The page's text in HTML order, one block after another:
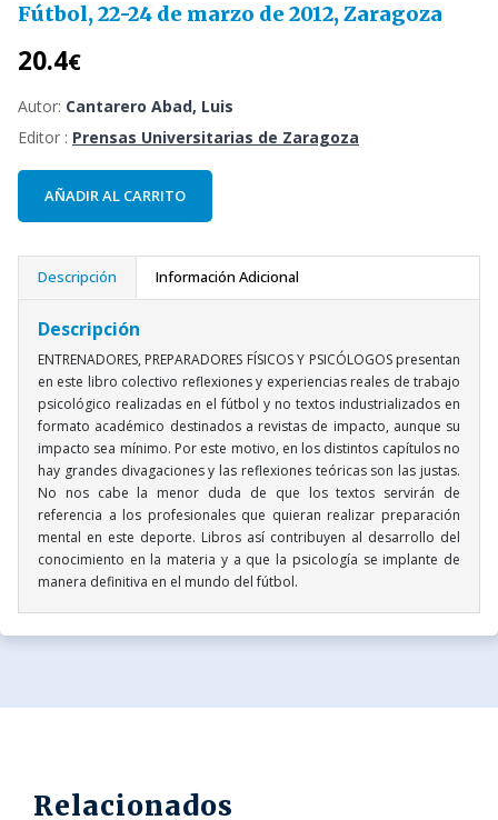
Fútbol, 22-24 de marzo de 2012, Zaragoza
20.4€
Autor: Cantarero Abad, Luis
Editor : Prensas Universitarias de Zaragoza
AÑADIR AL CARRITO
Descripción Información Adicional
Descripción
ENTRENADORES, PREPARADORES FÍSICOS Y PSICÓLOGOS presentan
en este libro colectivo reflexiones y experiencias reales de trabajo
psicológico realizadas en el fútbol y no textos industrializados en
formato académico destinados a revistas de impacto, aunque su
impacto sea mínimo. Por este motivo, en los distintos capítulos no
hay grandes divagaciones y las reflexiones teóricas son las justas.
No nos cabe la menor duda de que los textos servirán de
referencia a los profesionales que quieran realizar preparación
mental en este deporte. Libros así contribuyen al desarrollo del
conocimiento en la materia y a que la psicología se implante de
manera definitiva en el mundo del fútbol.
Relacionados